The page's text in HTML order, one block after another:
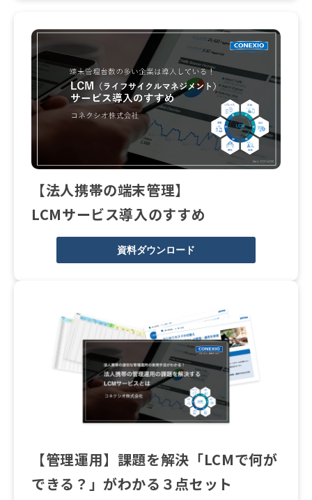
【法人携帯の端末管理】
LCMサービス導入のすすめ
資料ダウンロード
【管理運用】課題を解決「LCMで何が
できる？」がわかる３点セット